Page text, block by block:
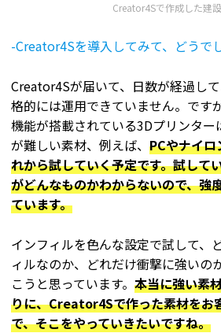
Creator4Sで作成した建
-Creator4Sを導入してみて、どうで
Creator4Sが届いて、日数が経過し
格的には運用できていません。です
機能が搭載されている3Dプリンタ
が難しい素材、例えば、 PCやナイ
れから試していく予定です。試して
がどんなものかわからないので、強
ています。
インフィルを色んな設定で試して、
ィルなのか、どれだけ衝撃に強いの
こうと思っています。 本当に強い素
りに、Creator4Sで作った素材をお
で、そこをやっていきたいですね。